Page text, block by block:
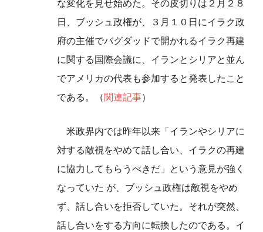
な変化を見せ始めた。その皮切りは２月２８
日、ブッシュ政権が、３月１０日にイラク政
府の主催でバグダッドで開かれるイラク再建
に関する国際会議に、イランとシリアと並ん
でアメリカの代表も参加すると発表したこと
である。（関連記事）
米政界内では昨年以来「イランやシリアに
対する敵視をやめて話し合い、イラクの再建
に協力してもらうべきだ」という意見が強く
なっていた が、ブッシュ政権は敵視をやめ
ず、話し合いを拒否していた。それが突然、
話し合いをする方向に転換したのである。イ